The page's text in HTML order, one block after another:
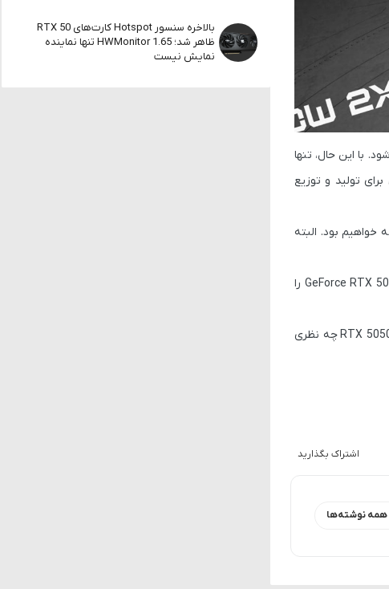
با این حال، تنها
تولید و توزیع
خواهیم بود. البته
GeForce RTX را
RTXچه نظری
اشتراک بگذارید
همه نوشته‌ها
بالاخره سنسور Hotspot کارت‌های RTX 50
ظاهر شد؛ HWMonitor 1.65 تنها نماینده
نمایش نیست